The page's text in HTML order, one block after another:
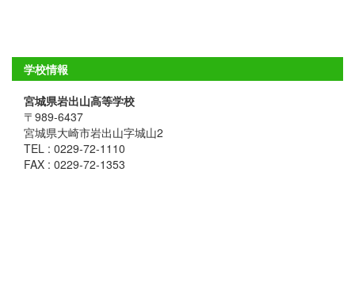
学校情報
宮城県岩出山高等学校
〒989-6437
宮城県大崎市岩出山字城山2
TEL : 0229-72-1110
FAX : 0229-72-1353